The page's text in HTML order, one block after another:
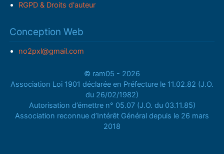
RGPD & Droits d'auteur
Conception Web
no2pxl@gmail.com
© ram05 - 2026
Association Loi 1901 déclarée en Préfecture le 11.02.82 (J.O.
du 26/02/1982)
Autorisation d’émettre n° 05.07 (J.O. du 03.11.85)
Association reconnue d’Intérêt Général depuis le 26 mars
2018